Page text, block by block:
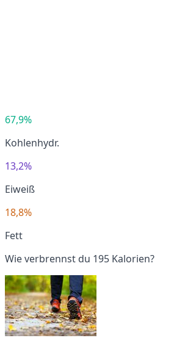
67,9%
Kohlenhydr.
13,2%
Eiweiß
18,8%
Fett
Wie verbrennst du 195 Kalorien?